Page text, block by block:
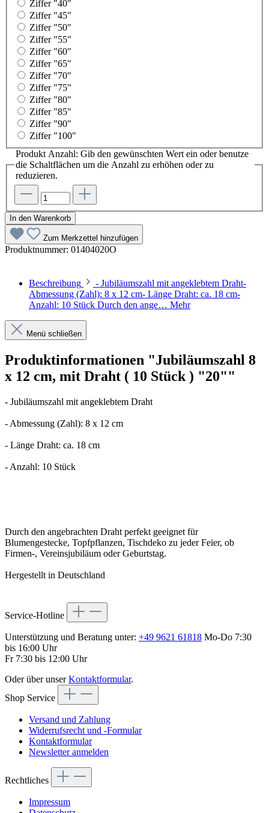
Ziffer "40"
Ziffer "45"
Ziffer "50"
Ziffer "55"
Ziffer "60"
Ziffer "65"
Ziffer "70"
Ziffer "75"
Ziffer "80"
Ziffer "85"
Ziffer "90"
Ziffer "100"
Produkt Anzahl: Gib den gewünschten Wert ein oder benutze
die Schaltflächen um die Anzahl zu erhöhen oder zu
reduzieren.
In den Warenkorb
Zum Merkzettel hinzufügen
Produktnummer: 01404020O
Beschreibung
- Jubiläumszahl mit angeklebtem Draht-
Abmessung (Zahl): 8 x 12 cm- Länge Draht: ca. 18 cm-
Anzahl: 10 Stück Durch den ange… Mehr
Menü schließen
Produktinformationen "Jubiläumszahl 8
x 12 cm, mit Draht ( 10 Stück ) "20""
- Jubiläumszahl mit angeklebtem Draht
- Abmessung (Zahl): 8 x 12 cm
- Länge Draht: ca. 18 cm
- Anzahl: 10 Stück
Durch den angebrachten Draht perfekt geeignet für
Blumengestecke, Topfpflanzen, Tischdeko zu jeder Feier, ob
Firmen-, Vereinsjubiläum oder Geburtstag.
Hergestellt in Deutschland
Service-Hotline
Unterstützung und Beratung unter: +49 9621 61818 Mo-Do 7:30
bis 16:00 Uhr
Fr 7:30 bis 12:00 Uhr
Oder über unserKontaktformular.
Shop Service
Versand und Zahlung
Widerrufsrecht und -Formular
Kontaktformular
Newsletter anmelden
Rechtliches
Impressum